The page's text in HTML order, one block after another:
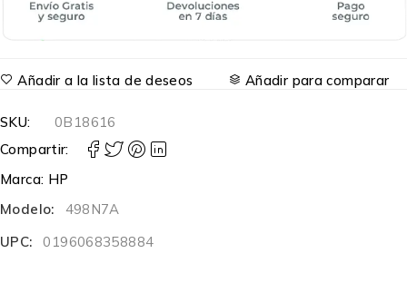
Añadir a la lista de deseos Añadir para comparar
SKU:
0B18616
Compartir:
Marca: HP
Modelo:
498N7A
UPC:
0196068358884